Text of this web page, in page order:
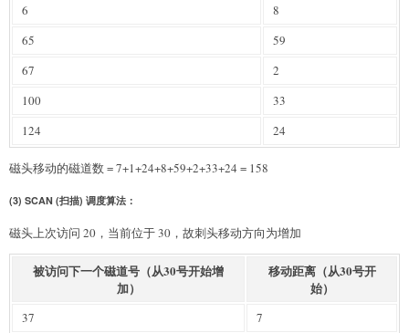
6
8
65
59
67
2
100
33
124
24
磁头移动的磁道数 = 7+1+24+8+59+2+33+24 = 158
(3) SCAN (扫描) 调度算法：
磁头上次访问 20，当前位于 30，故刺头移动方向为增加
被访问下一个磁道号（从30号开始增
加）
移动距离（从30号开
始）
37
7